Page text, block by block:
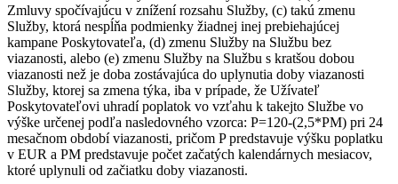
Zmluvy spočívajúcu v znížení rozsahu Služby, (c) takú zmenu
Služby, ktorá nespĺňa podmienky žiadnej inej prebiehajúcej
kampane Poskytovateľa, (d) zmenu Služby na Službu bez
viazanosti, alebo (e) zmenu Služby na Službu s kratšou dobou
viazanosti než je doba zostávajúca do uplynutia doby viazanosti
Služby, ktorej sa zmena týka, iba v prípade, že Užívateľ
Poskytovateľovi uhradí poplatok vo vzťahu k takejto Službe vo
výške určenej podľa nasledovného vzorca: P=120-(2,5*PM) pri 24
mesačnom období viazanosti, pričom P predstavuje výšku poplatku
v EUR a PM predstavuje počet začatých kalendárnych mesiacov,
ktoré uplynuli od začiatku doby viazanosti.